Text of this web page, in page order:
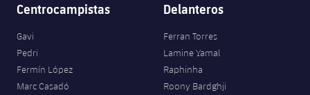
Centrocampistas
Gavi
Pedri
Fermín López
Marc Casadó
Delanteros
Ferran Torres
Lamine Yamal
Raphinha
Roony Bardghji